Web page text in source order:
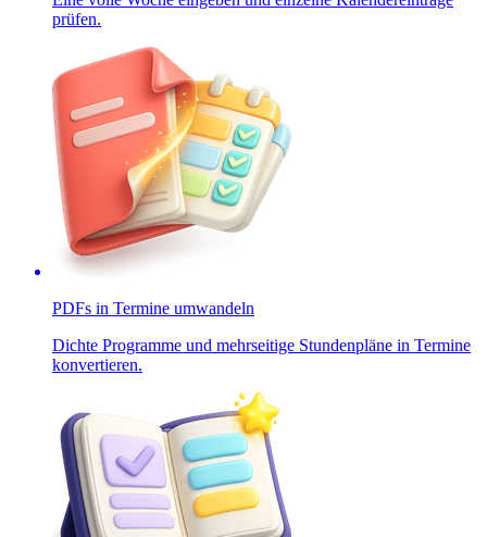
prüfen.
PDFs in Termine umwandeln
Dichte Programme und mehrseitige Stundenpläne in Termine
konvertieren.